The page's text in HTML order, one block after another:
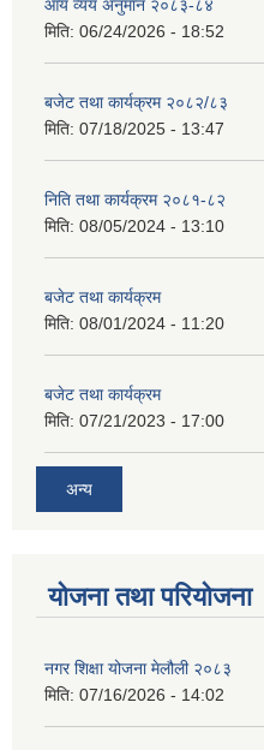
आय व्यय अनुमान २०८३-८४
मिति: 06/24/2026 - 18:52
बजेट तथा कार्यक्रम २०८२/८३
मिति: 07/18/2025 - 13:47
निति तथा कार्यक्रम २०८१-८२
मिति: 08/05/2024 - 13:10
बजेट तथा कार्यक्रम
मिति: 08/01/2024 - 11:20
बजेट तथा कार्यक्रम
मिति: 07/21/2023 - 17:00
अन्य
योजना तथा परियोजना
नगर शिक्षा योजना मेलौली २०८३
मिति: 07/16/2026 - 14:02